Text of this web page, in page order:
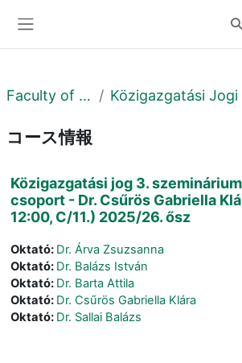
Faculty of Law
コース情報
Közigazgatási jog 3.
csoport - Dr. Csűrös Gabriella
12:00, C/11.) 2025/26. ősz
Oktató: Dr. Árva Zsuzsanna
Oktató: Dr. Balázs István
Oktató: Dr. Barta Attila
Oktató: Dr. Csűrös Gabriella Klára
Oktató: Dr. Sallai Balázs